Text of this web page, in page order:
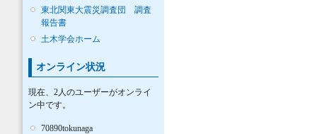
東北関東大震災調査団 調査
報告書
土木学会ホーム
オンライン状況
現在、2人のユーザーがオンライ
ン中です。
70890tokunaga